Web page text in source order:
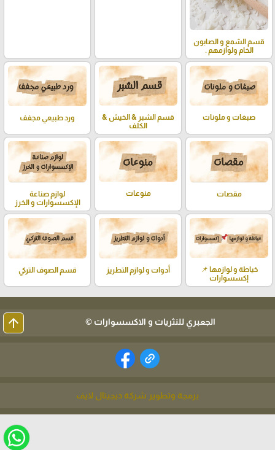
قسم الشمع و الصابون
الخام ولوازمهم .
صبغات و ملونات
قسم الشبر & الخيش &
الكلف
ورد طبيعي مجفف
مقصات منوعات
لوازم صناعة
الإكسسوارات و الخرز
خياطة و لوازمها 📌
إكسسوارات
أدوات و لوازم التطريز قسم الصوف التركي
الجعبري للنثريات و الاكسسوارات © arrow_upward
برمجة وتطوير شركة ديجيتال لايف